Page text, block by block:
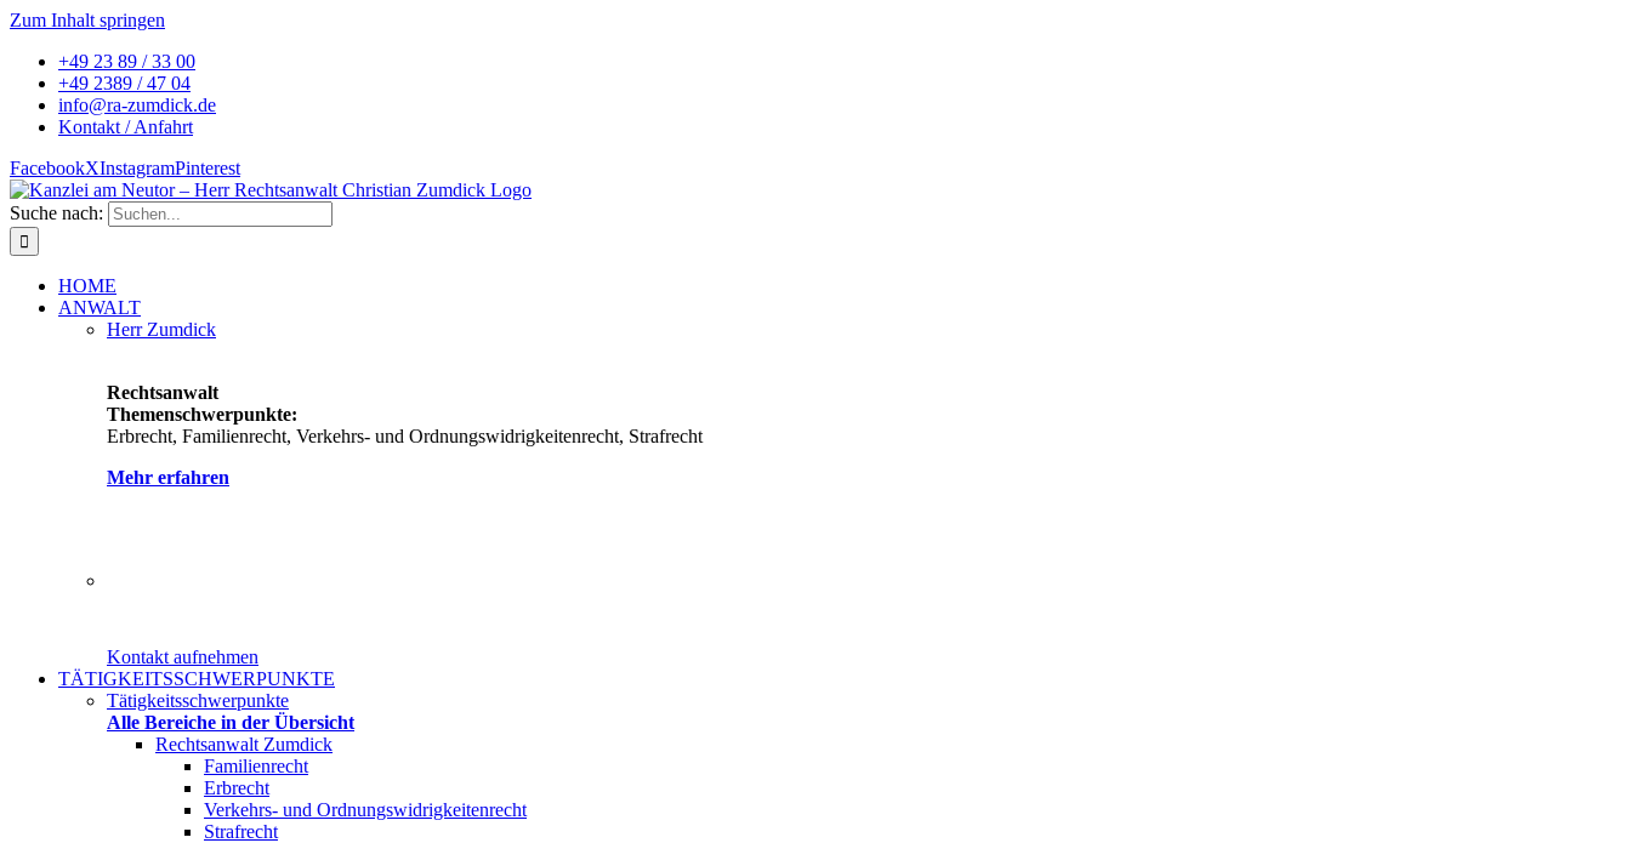
Zum Inhalt springen
+49 23 89 / 33 00
+49 2389 / 47 04
info@ra-zumdick.de
Kontakt / Anfahrt
FacebookXInstagramPinterest
Suche nach:
HOME
ANWALT
Herr Zumdick
Rechtsanwalt
Themenschwerpunkte:
Erbrecht, Familienrecht, Verkehrs- und Ordnungswidrigkeitenrecht, Strafrecht
Mehr erfahren
Kontakt aufnehmen
TÄTIGKEITSSCHWERPUNKTE
Tätigkeitsschwerpunkte
Alle Bereiche in der Übersicht
Rechtsanwalt Zumdick
Familienrecht
Erbrecht
Verkehrs- und Ordnungswidrigkeitenrecht
Strafrecht